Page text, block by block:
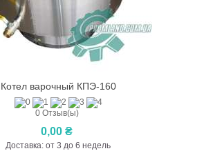
Котел варочный КПЭ-160
0 Отзыв(ы)
0,00 ₴
Доставка: от 3 до 6 недель